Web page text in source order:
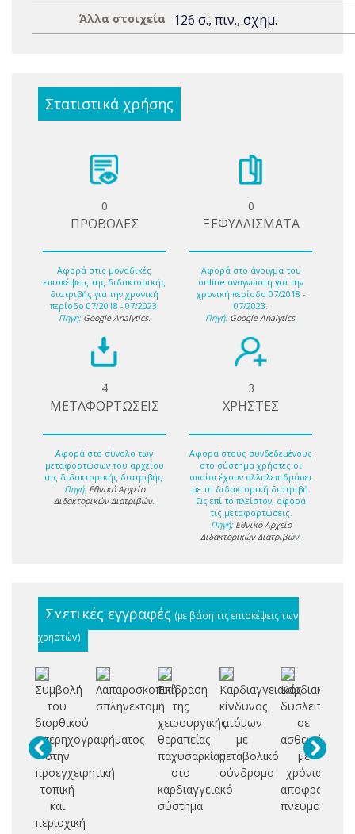
Άλλα στοιχεία 126 σ., πιν., σχημ.
Στατιστικά χρήσης
0
ΠΡΟΒΟΛΕΣ
Αφορά στις μοναδικές
επισκέψεις της διδακτορικής
διατριβής για την χρονική
περίοδο 07/2018 - 07/2023.
Πηγή: Google Analytics.
0
ΞΕΦΥΛΛΙΣΜΑΤΑ
Αφορά στο άνοιγμα του
online αναγνώστη για την
χρονική περίοδο 07/2018 -
07/2023.
Πηγή: Google Analytics.
4
ΜΕΤΑΦΟΡΤΩΣΕΙΣ
Αφορά στο σύνολο των
μεταφορτώσων του αρχείου
της διδακτορικής διατριβής.
Πηγή: Εθνικό Αρχείο
Διδακτορικών Διατριβών.
3
ΧΡΗΣΤΕΣ
Αφορά στους συνδεδεμένους
στο σύστημα χρήστες οι
οποίοι έχουν αλληλεπιδράσει
με τη διδακτορική διατριβή.
Ως επί το πλείστον, αφορά
τις μεταφορτώσεις.
Πηγή: Εθνικό Αρχείο
Διδακτορικών Διατριβών.
Σχετικές εγγραφές (με βάση τις επισκέψεις των
χρηστών)
Συμβολή
του
διορθικού
υπερηχογραφήματος
στην
προεγχειρητική
τοπική
και
περιοχική
Λαπαροσκοπική
σπληνεκτομή
Επίδραση
της
χειρουργικής
θεραπείας
παχυσαρκίας
στο
καρδιαγγειακό
σύστημα
Καρδιαγγειακός
κίνδυνος
ατόμων
με
μεταβολικό
σύνδρομο
Καρδιακή
σε
ασθενείς
με
χρόνια
αποφρακτική